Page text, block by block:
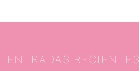
ENTRADAS RECIENTES